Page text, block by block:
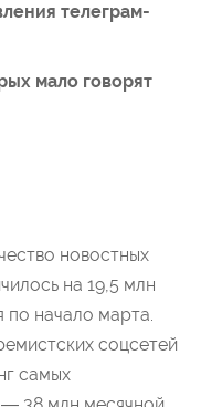
телеграм-
мало говорят
новостных
на 19,5 млн
по начало марта.
соцсетей
самых